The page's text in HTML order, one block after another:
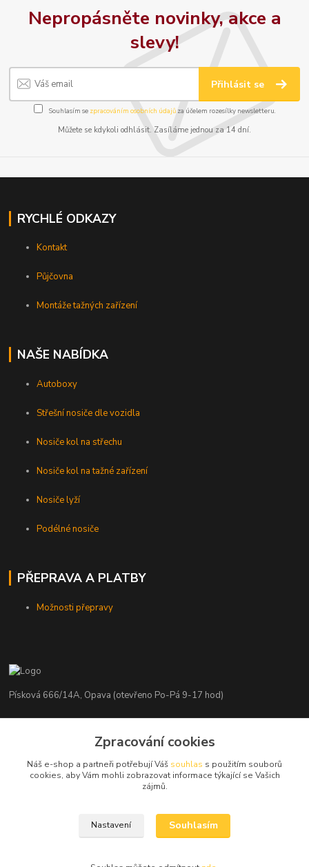
Nepropásněte novinky, akce a
slevy!
Přihlásit se
Souhlasím se zpracováním osobních údajůza účelem rozesílky newsletteru.
Můžete se kdykoli odhlásit. Zasíláme jednou za 14 dní.
RYCHLÉ ODKAZY
Kontakt
Půjčovna
Montáže tažných zařízení
NAŠE NABÍDKA
Autoboxy
Střešní nosiče dle vozidla
Nosiče kol na střechu
Nosiče kol na tažné zařízení
Nosiče lyží
Podélné nosiče
PŘEPRAVA A PLATBY
Možnosti přepravy
Písková 666/14A, Opava (otevřeno Po-Pá 9-17 hod)
+420 776 839 986
info@nosice.com
Zpracování cookies
Náš e-shop a partneři potřebují Váš souhlas s použitím souborů
cookies, aby Vám mohli zobrazovat informace týkající se Vašich
zájmů.
Nastavení Souhlasím